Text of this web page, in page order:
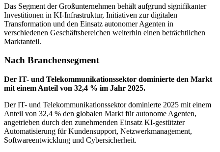
Das Segment der Großunternehmen behält aufgrund signifikanter
Investitionen in KI-Infrastruktur, Initiativen zur digitalen
Transformation und den Einsatz autonomer Agenten in
verschiedenen Geschäftsbereichen weiterhin einen beträchtlichen
Marktanteil.
Nach Branchensegment
Der IT- und Telekommunikationssektor dominierte den Markt
mit einem Anteil von 32,4 % im Jahr 2025.
Der IT- und Telekommunikationssektor dominierte 2025 mit einem
Anteil von 32,4 % den globalen Markt für autonome Agenten,
angetrieben durch den zunehmenden Einsatz KI-gestützter
Automatisierung für Kundensupport, Netzwerkmanagement,
Softwareentwicklung und Cybersicherheit.